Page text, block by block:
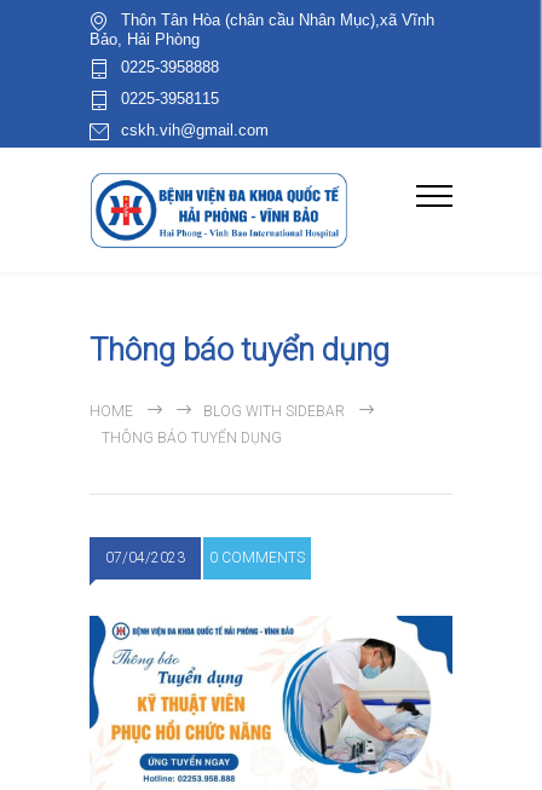
Thôn Tân Hòa (chân cầu Nhân Mục),xã Vĩnh
Bảo, Hải Phòng
0225-3958888
0225-3958115
cskh.vih@gmail.com
Thông báo tuyển dụng
HOME
BLOG WITH SIDEBAR
THÔNG BÁO TUYỂN DỤNG
07/04/2023 0 COMMENTS